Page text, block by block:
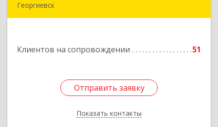
Георгиевск
Клиентов на сопровождении 51
Отправить заявку
Показать контакты
Отправить заявку
Назад